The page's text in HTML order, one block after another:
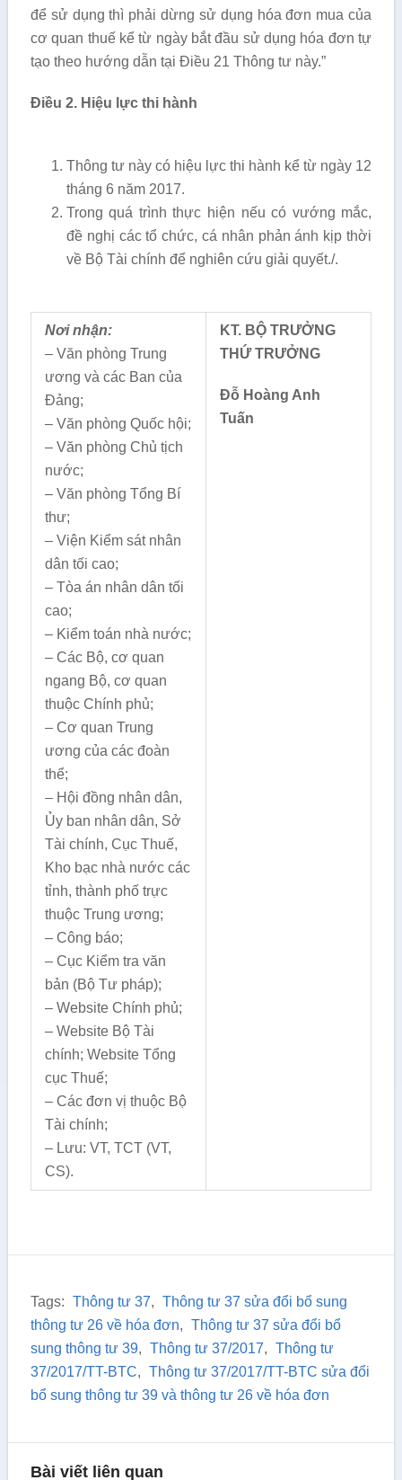
để sử dụng thì phải dừng sử dụng hóa đơn mua của
cơ quan thuế kể từ ngày bắt đầu sử dụng hóa đơn tự
tạo theo hướng dẫn tại Điều 21 Thông tư này.”
Điều 2. Hiệu lực thi hành
Thông tư này có hiệu lực thi hành kể từ ngày 12
tháng 6 năm 2017.
Trong quá trình thực hiện nếu có vướng mắc,
đề nghị các tổ chức, cá nhân phản ánh kịp thời
về Bộ Tài chính để nghiên cứu giải quyết./.
Nơi nhận:
– Văn phòng Trung
ương và các Ban của
Đảng;
– Văn phòng Quốc hội;
– Văn phòng Chủ tịch
nước;
– Văn phòng Tổng Bí
thư;
– Viện Kiểm sát nhân
dân tối cao;
– Tòa án nhân dân tối
cao;
– Kiểm toán nhà nước;
– Các Bộ, cơ quan
ngang Bộ, cơ quan
thuộc Chính phủ;
– Cơ quan Trung
ương của các đoàn
thể;
– Hội đồng nhân dân,
Ủy ban nhân dân, Sở
Tài chính, Cục Thuế,
Kho bạc nhà nước các
tỉnh, thành phố trực
thuộc Trung ương;
– Công báo;
– Cục Kiểm tra văn
bản (Bộ Tư pháp);
– Website Chính phủ;
– Website Bộ Tài
chính; Website Tổng
cục Thuế;
– Các đơn vị thuộc Bộ
Tài chính;
– Lưu: VT, TCT (VT,
CS).
KT. BỘ TRƯỞNG
THỨ TRƯỞNG
Đỗ Hoàng Anh
Tuấn
Tags: Thông tư 37, Thông tư 37 sửa đổi bổ sung
thông tư 26 về hóa đơn, Thông tư 37 sửa đổi bổ
sung thông tư 39, Thông tư 37/2017, Thông tư
37/2017/TT-BTC, Thông tư 37/2017/TT-BTC sửa đổi
bổ sung thông tư 39 và thông tư 26 về hóa đơn
Bài viết liên quan